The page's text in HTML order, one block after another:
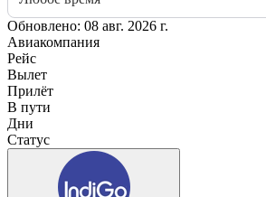
Обновлено: 08 авг. 2026 г.
Авиакомпания
Рейс
Вылет
Прилёт
В пути
Дни
Статус